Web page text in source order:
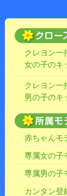
クレヨン一
女の子のキ
クレヨン一
男の子のキ
赤ちゃんモ
専属女の子
専属男の子
カンタン登